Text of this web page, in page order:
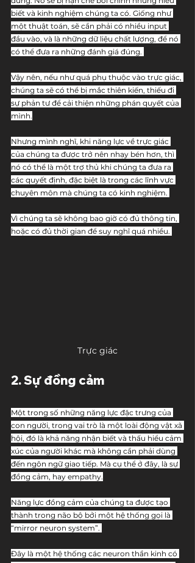
biết và kinh nghiệm chúng ta có. Giống như
một thuật toán, sẽ cần phải có nhiều input
đầu vào, và là những dữ liệu chất lượng, để nó
có thể đưa ra những đánh giá đúng.
Vậy nên, nếu như quá phụ thuộc vào trực giác,
chúng ta sẽ có thể bị mắc thiên kiến, thiếu đi
sự phản tư để cải thiện những phán quyết của
mình.
Nhưng mình nghĩ, khi năng lực về trực giác
của chúng ta được trở nên nhạy bén hơn, thì
nó có thể là một trợ thủ khi chúng ta đưa ra
các quyết định, đặc biệt là trong các lĩnh vực
chuyên môn mà chúng ta có kinh nghiệm.
Vì chúng ta sẽ không bao giờ có đủ thông tin,
hoặc có đủ thời gian để suy nghĩ quá nhiều.
Trực giác
2. Sự đồng cảm
Một trong số những năng lực đặc trưng của
con người, trong vai trò là một loài động vật xã
hội, đó là khả năng nhận biết và thấu hiểu cảm
xúc của người khác mà không cần phải dùng
đến ngôn ngữ giao tiếp. Mà cụ thể ở đây, là sự
đồng cảm, hay empathy.
Năng lực đồng cảm của chúng ta được tạo
thành trong não bộ bởi một hệ thống gọi là
“mirror neuron system”.
Đây là một hệ thống các neuron thần kinh có